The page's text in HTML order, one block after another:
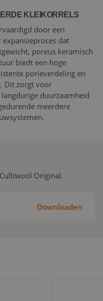
KLEIKORRELS
door een
dat
poreus keramisch
biedt een hoge
porieverdeling en
Dit zorgt voor
duurzaamheid
meerdere
Original.
Downloaden